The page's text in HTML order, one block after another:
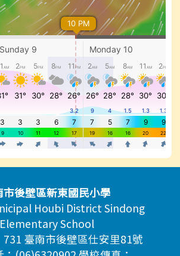
市後壁區新東國民小學
Houbi District Sindong
Elementary School
臺南市後壁區仕安里81號